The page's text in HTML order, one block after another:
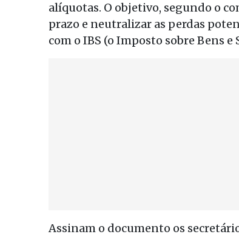
alíquotas. O objetivo, segundo o
prazo e neutralizar as perdas
com o IBS (o Imposto sobre Bens e
Assinam o documento os